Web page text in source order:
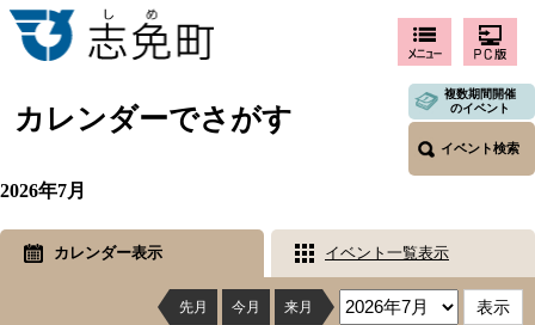
カレンダーでさがす
複数期間開催
のイベント
イベント検索
2026年7月
カレンダー表示 イベント一覧表示
先月 今月 来月